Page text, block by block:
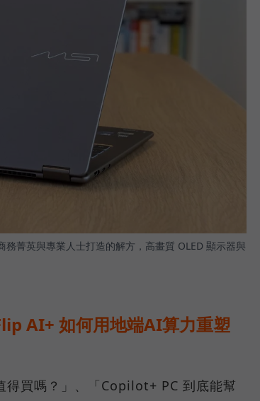
菁英與專業人士打造的解方，高畫質 OLED 顯示器與
AI+ 如何用地端AI算力重塑
得買嗎？」、「Copilot+ PC 到底能幫